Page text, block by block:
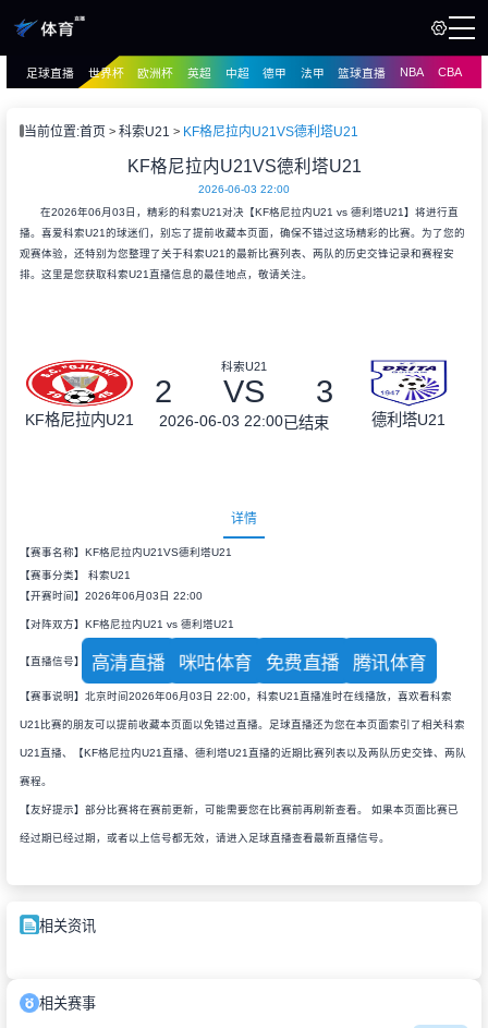
播
足球直播 世界杯 欧洲杯 英超 中超 德甲 法甲 篮球直播 NBA CBA
当前位置:首页 科索U21 KF格尼拉内U21VS德利塔U21
KF格尼拉内U21VS德利塔U21
2026-06-03 22:00
在2026年06月03日，精彩的科索U21对决【KF格尼拉内U21 vs 德利塔U21】将进行直
播。喜爱科索U21的球迷们，别忘了提前收藏本页面，确保不错过这场精彩的比赛。为了您的
观赛体验，还特别为您整理了关于科索U21的最新比赛列表、两队的历史交锋记录和赛程安
排。这里是您获取科索U21直播信息的最佳地点，敬请关注。
KF格尼拉内U21
科索U21
2 VS 3
2026-06-03 22:00已结束 德利塔U21
详情
【赛事名称】KF格尼拉内U21VS德利塔U21
【赛事分类】 科索U21
【开赛时间】2026年06月03日 22:00
【对阵双方】KF格尼拉内U21 vs 德利塔U21
【直播信号】 高清直播 咪咕体育 免费直播 腾讯体育
【赛事说明】北京时间2026年06月03日 22:00，科索U21直播准时在线播放，喜欢看科索
U21比赛的朋友可以提前收藏本页面以免错过直播。足球直播还为您在本页面索引了相关科索
U21直播、【KF格尼拉内U21直播、德利塔U21直播的近期比赛列表以及两队历史交锋、两队
赛程。
【友好提示】部分比赛将在赛前更新，可能需要您在比赛前再刷新查看。 如果本页面比赛已
经过期已经过期，或者以上信号都无效，请进入足球直播查看最新直播信号。
相关资讯
相关赛事